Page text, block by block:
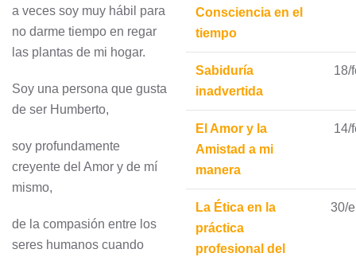
a veces soy muy hábil para
no darme tiempo en regar
las plantas de mi hogar.
Soy una persona que gusta
de ser Humberto,
soy profundamente
creyente del Amor y de mí
mismo,
de la compasión entre los
seres humanos cuando
Consciencia en el
tiempo
Sabiduría
inadvertida
18/
El Amor y la
Amistad a mi
manera
14/
La Ética en la
práctica
profesional del
30/